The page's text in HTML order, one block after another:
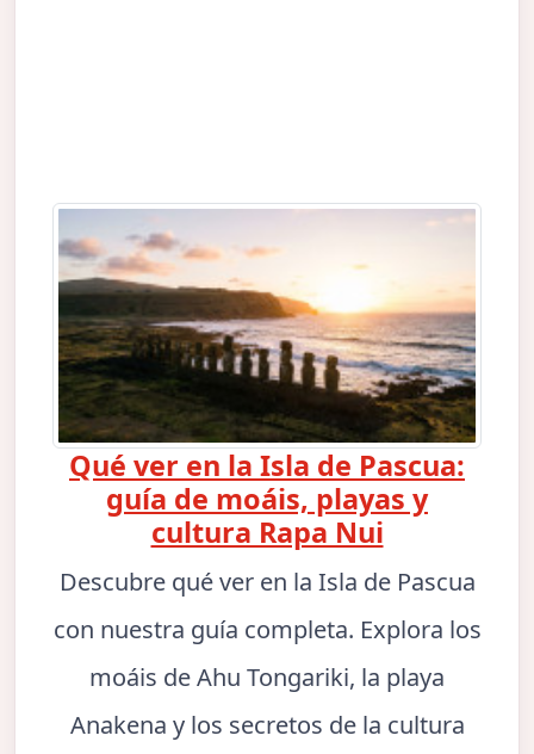
Qué ver en la Isla de Pascua:
guía de moáis, playas y
cultura Rapa Nui
Descubre qué ver en la Isla de Pascua
con nuestra guía completa. Explora los
moáis de Ahu Tongariki, la playa
Anakena y los secretos de la cultura